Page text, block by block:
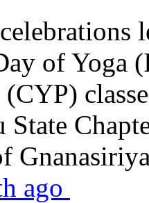
of Yoga
State
ago